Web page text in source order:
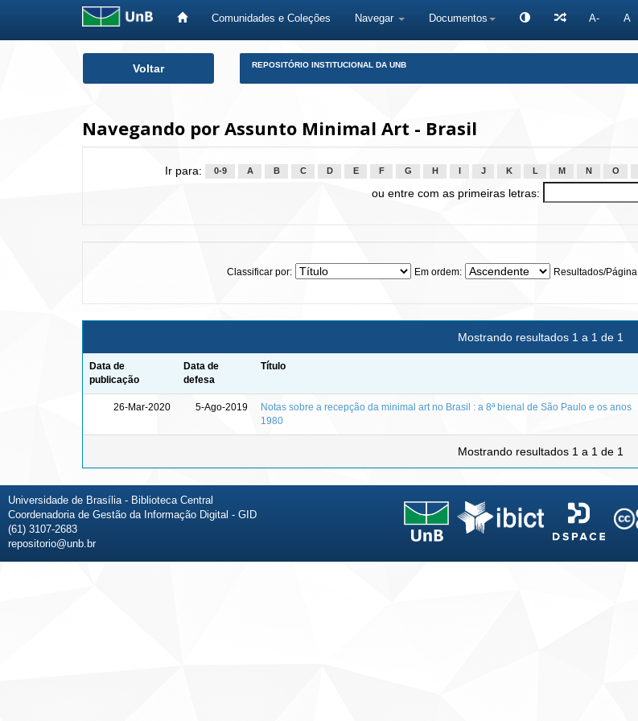
Comunidades e Coleções Navegar Documentos A- A
Voltar REPOSITÓRIO INSTITUCIONAL DA UNB
Navegando por Assunto Minimal Art - Brasil
Ir para: 0-9 A B C D E F G H J K L M N O
ou entre com as primeiras letras:
Classificar por: Em ordem: Resultados/Página
Mostrando resultados 1 a 1 de 1
Data de
publicação
Data de
defesa
Título
26-Mar-2020 5-Ago-2019
Notas sobre a recepção da minimal art no Brasil : a 8ª bienal de São Paulo e os anos
1980
Mostrando resultados 1 a 1 de 1
Universidade de Brasília - Biblioteca Central
Coordenadoria de Gestão da Informação Digital - GID
(61) 3107-2683
repositorio@unb.br